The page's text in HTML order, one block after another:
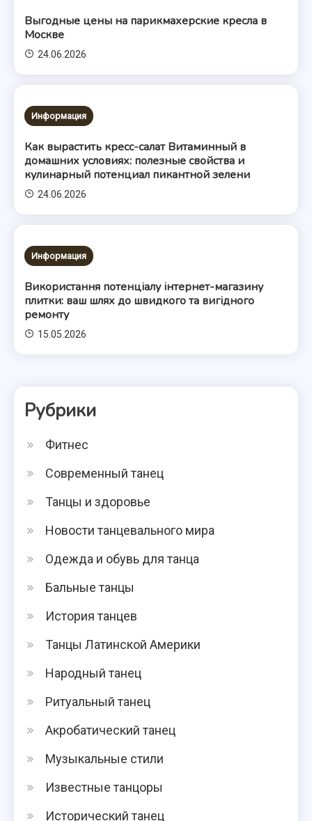
Выгодные цены на парикмахерские кресла в
Москве
24.06.2026
Информация
Как вырастить кресс-салат Витаминный в
домашних условиях: полезные свойства и
кулинарный потенциал пикантной зелени
24.06.2026
Информация
Використання потенціалу інтернет-магазину
плитки: ваш шлях до швидкого та вигідного
ремонту
15.05.2026
Рубрики
Фитнес
Современный танец
Танцы и здоровье
Новости танцевального мира
Одежда и обувь для танца
Бальные танцы
История танцев
Танцы Латинской Америки
Народный танец
Ритуальный танец
Акробатический танец
Музыкальные стили
Известные танцоры
Исторический танец